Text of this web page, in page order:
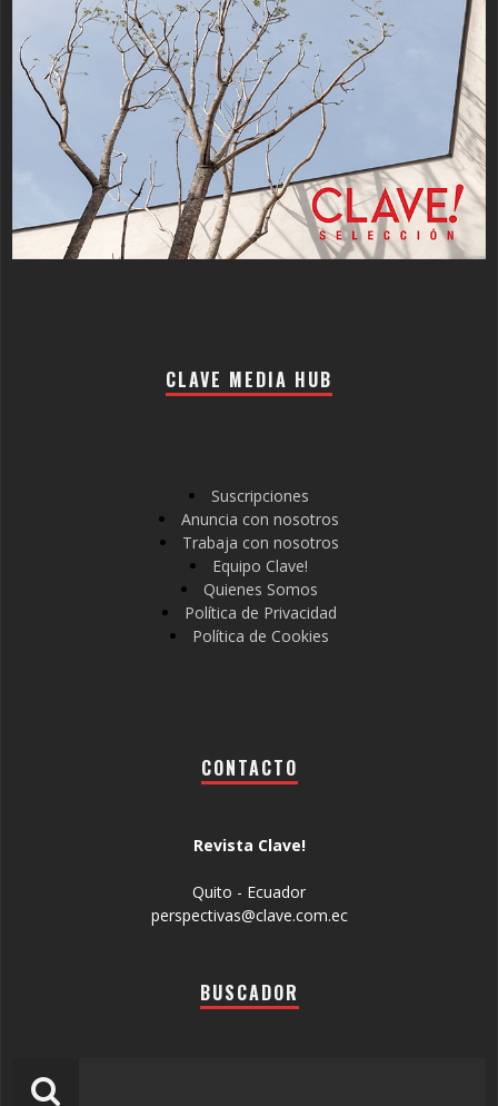
CLAVE MEDIA HUB
Suscripciones
Anuncia con nosotros
Trabaja con nosotros
Equipo Clave!
Quienes Somos
Política de Privacidad
Política de Cookies
CONTACTO
Revista Clave!
Quito - Ecuador
perspectivas@clave.com.ec
BUSCADOR